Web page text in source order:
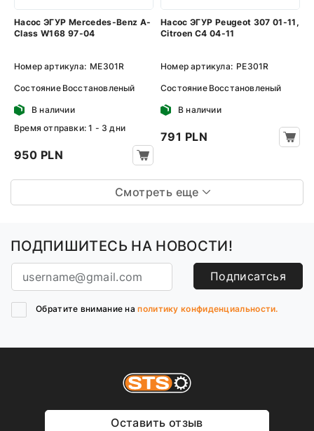
Насос ЭГУР Mercedes-Benz A-
Class W168 97-04
Номер артикула: ME301R
Состояние Восстановленый
В наличии
Время отправки: 1 - 3 дни
950 PLN
Насос ЭГУР Peugeot 307 01-11,
Citroen C4 04-11
Номер артикула: PE301R
Состояние Восстановленый
В наличии
791 PLN
Смотреть еще
ПОДПИШИТЕСЬ НА НОВОСТИ!
Подписатсья
Обратите внимание наполитику конфиденциальности.
Оставить отзыв